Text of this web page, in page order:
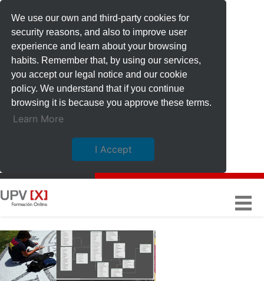
We use our own and third-party cookies for
security reasons, and also to improve user
experience and learn about your browsing
habits. Remember that, by using our services,
you accept our legal notice and our cookie
policy. We understand that if you continue
browsing it is because you approve these terms.
Learn More
I Accept